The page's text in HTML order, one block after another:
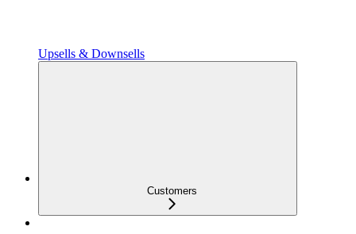
Upsells & Downsells
Customers